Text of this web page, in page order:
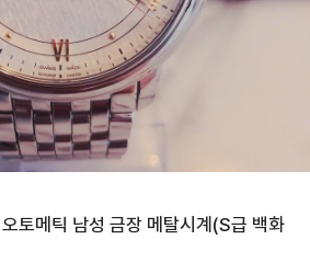
토메틱 남성 금장 메탈시계(S급 백화